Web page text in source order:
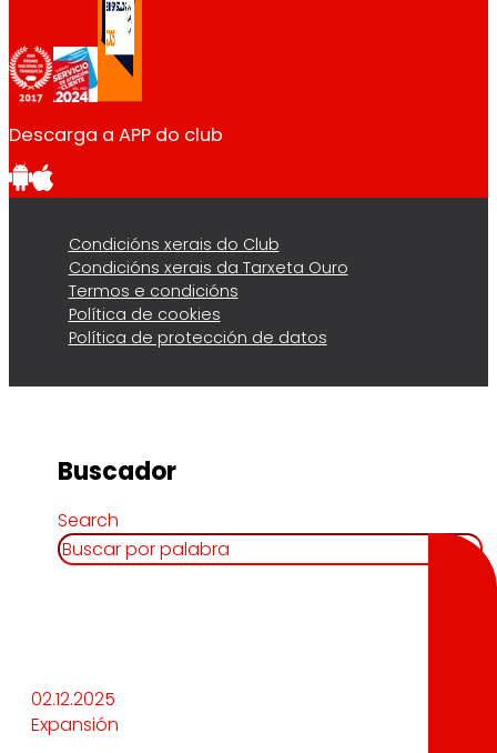
Descarga a APP do club
Condicións xerais do Club
Condicións xerais da Tarxeta Ouro
Termos e condicións
Política de cookies
Política de protección de datos
Buscador
Search
02.12.2025
Expansión